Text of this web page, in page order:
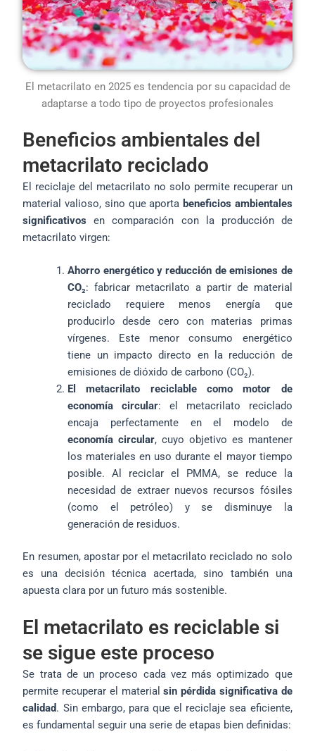
El metacrilato en 2025 es tendencia por su capacidad de
adaptarse a todo tipo de proyectos profesionales
Beneficios ambientales del
metacrilato reciclado
El reciclaje del metacrilato no solo permite recuperar un
material valioso, sino que aporta beneficios ambientales
significativos en comparación con la producción de
metacrilato virgen:
Ahorro energético y reducción de emisiones de
CO₂: fabricar metacrilato a partir de material
reciclado requiere menos energía que
producirlo desde cero con materias primas
vírgenes. Este menor consumo energético
tiene un impacto directo en la reducción de
emisiones de dióxido de carbono (CO₂).
El metacrilato reciclable como motor de
economía circular: el metacrilato reciclado
encaja perfectamente en el modelo de
economía circular, cuyo objetivo es mantener
los materiales en uso durante el mayor tiempo
posible. Al reciclar el PMMA, se reduce la
necesidad de extraer nuevos recursos fósiles
(como el petróleo) y se disminuye la
generación de residuos.
En resumen, apostar por el metacrilato reciclado no solo
es una decisión técnica acertada, sino también una
apuesta clara por un futuro más sostenible.
El metacrilato es reciclable si
se sigue este proceso
Se trata de un proceso cada vez más optimizado que
permite recuperar el materialsin pérdida significativa de
calidad. Sin embargo, para que el reciclaje sea eficiente,
es fundamental seguir una serie de etapas bien definidas: